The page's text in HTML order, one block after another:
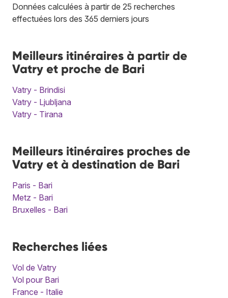
Données calculées à partir de 25 recherches
effectuées lors des 365 derniers jours
Meilleurs itinéraires à partir de
Vatry et proche de Bari
Vatry - Brindisi
Vatry - Ljubljana
Vatry - Tirana
Meilleurs itinéraires proches de
Vatry et à destination de Bari
Paris - Bari
Metz - Bari
Bruxelles - Bari
Recherches liées
Vol de Vatry
Vol pour Bari
France - Italie